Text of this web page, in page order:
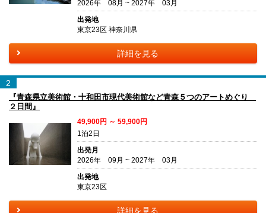
2026年 08月 ~ 2027年 03月
出発地
東京23区 神奈川県
詳細を見る
2
『青森県立美術館・十和田市現代美術館など青森５つのアートめぐり
２日間』
49,900円 ～ 59,900円
1泊2日
出発月
2026年 09月 ~ 2027年 03月
出発地
東京23区
詳細を見る